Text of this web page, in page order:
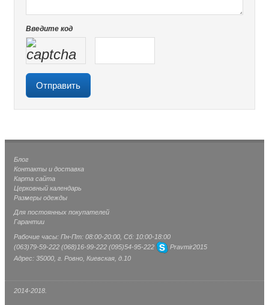
Введите код
Блог
Контакты и доставка
Карта сайта
Церковный календарь
Размеры одежды
Для постоянных покупателей
Гарантии
Рабочие часы: Пн-Пт: 08:00-20:00, Сб: 10:00-18:00
(063)79-59-222 (068) 16-99-222 (095)54-95-222
Pravmir2015
Адрес: 35000, г. Ровно, Киевская, д.10
2014-2018.